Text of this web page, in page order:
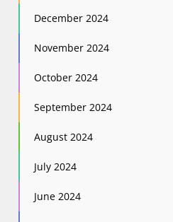
December 2024
November 2024
October 2024
September 2024
August 2024
July 2024
June 2024